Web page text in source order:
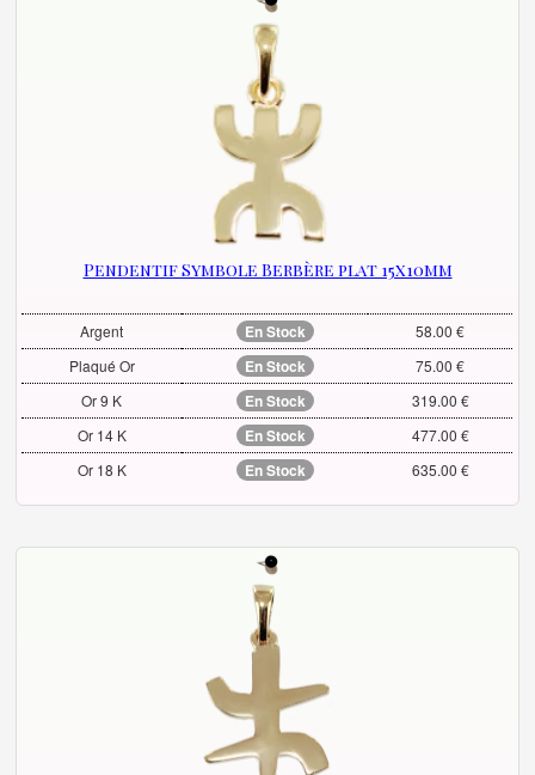
Pendentif Symbole Berbère plat 15x10mm
Argent En Stock
58.00 €
Plaqué Or
En Stock
75.00 €
Or 9 K
En Stock
319.00 €
Or 14 K
En Stock
477.00 €
Or 18 K
En Stock 635.00 €